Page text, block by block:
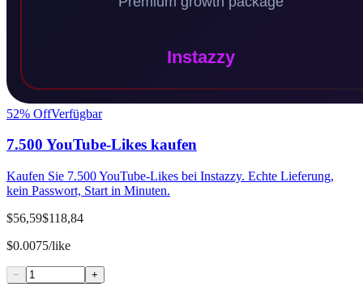
52% OffVerfügbar
7.500 YouTube-Likes kaufen
Kaufen Sie 7.500 YouTube-Likes bei Instazzy. Echte Lieferung,
kein Passwort, Start in Minuten.
$56,59$118,84
$0.0075/like
− +